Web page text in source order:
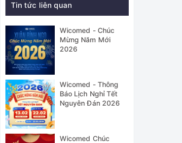
Tin tức liên quan
Wicomed - Chúc
Mừng Năm Mới
2026
Wicomed - Thông
Báo Lịch Nghỉ Tết
Nguyên Đán 2026
Wicomed Chúc